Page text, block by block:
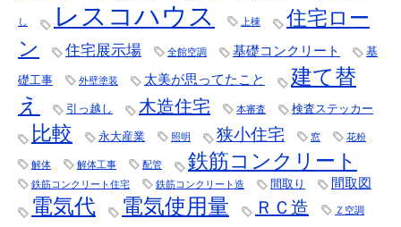
し レスコハウス 上棟
住宅ロー
ン
住宅展示場 全館空調 基礎コンクリート 基
礎工事 外壁塗装 太美が思ってたこと
建て替
え
引っ越し 木造住宅 本審査 検査ステッカー
比較 永大産業 照明 狭小住宅 窓 花粉
解体 解体工事 配管 鉄筋コンクリート
鉄筋コンクリート住宅 鉄筋コンクリート造 間取り 間取図
電気代 電気使用量 ＲＣ造 Ｚ空調